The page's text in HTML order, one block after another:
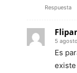
Respuesta
5
Es